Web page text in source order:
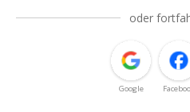
oder
Google